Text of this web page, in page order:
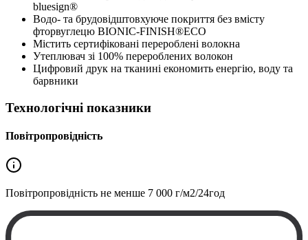
bluesign®
Водо- та брудовідштовхуюче покриття без вмісту
фторвуглецю BIONIC-FINISH®ECO
Містить сертифіковані перероблені волокна
Утеплювач зі 100% перероблених волокон
Цифровий друк на тканині економить енергію, воду та
барвники
Технологічні показники
Повітропровідність
Повітропровідність не менше 7 000 г/м2/24год